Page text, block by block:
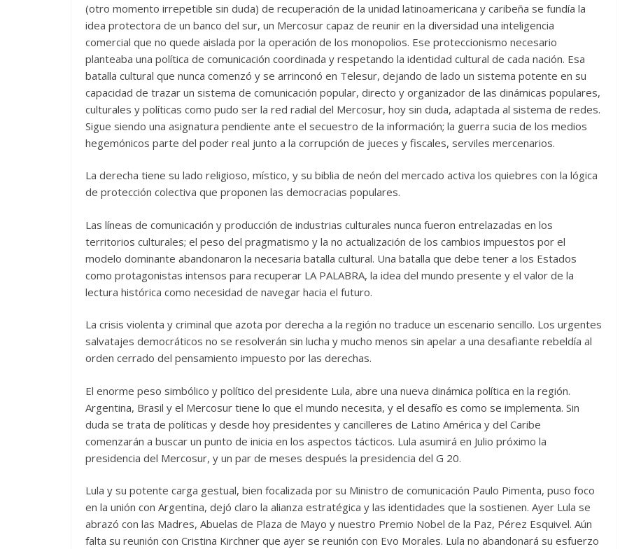
(otro momento irrepetible sin duda) de recuperación de la unidad latinoamericana y caribeña se fundía la
idea protectora de un banco del sur, un Mercosur capaz de reunir en la diversidad una inteligencia
comercial que no quede aislada por la operación de los monopolios. Ese proteccionismo necesario
planteaba una política de comunicación coordinada y respetando la identidad cultural de cada nación. Esa
batalla cultural que nunca comenzó y se arrinconó en Telesur, dejando de lado un sistema potente en su
capacidad de trazar un sistema de comunicación popular, directo y organizador de las dinámicas populares,
culturales y políticas como pudo ser la red radial del Mercosur, hoy sin duda, adaptada al sistema de redes.
Sigue siendo una asignatura pendiente ante el secuestro de la información; la guerra sucia de los medios
hegemónicos parte del poder real junto a la corrupción de jueces y fiscales, serviles mercenarios.
La derecha tiene su lado religioso, místico, y su biblia de neón del mercado activa los quiebres con la lógica
de protección colectiva que proponen las democracias populares.
Las líneas de comunicación y producción de industrias culturales nunca fueron entrelazadas en los
territorios culturales; el peso del pragmatismo y la no actualización de los cambios impuestos por el
modelo dominante abandonaron la necesaria batalla cultural. Una batalla que debe tener a los Estados
como protagonistas intensos para recuperar LA PALABRA, la idea del mundo presente y el valor de la
lectura histórica como necesidad de navegar hacia el futuro.
La crisis violenta y criminal que azota por derecha a la región no traduce un escenario sencillo. Los urgentes
salvatajes democráticos no se resolverán sin lucha y mucho menos sin apelar a una desafiante rebeldía al
orden cerrado del pensamiento impuesto por las derechas.
El enorme peso simbólico y político del presidente Lula, abre una nueva dinámica política en la región.
Argentina, Brasil y el Mercosur tiene lo que el mundo necesita, y el desafío es como se implementa. Sin
duda se trata de políticas y desde hoy presidentes y cancilleres de Latino América y del Caribe
comenzarán a buscar un punto de inicia en los aspectos tácticos. Lula asumirá en Julio próximo la
presidencia del Mercosur, y un par de meses después la presidencia del G 20.
Lula y su potente carga gestual, bien focalizada por su Ministro de comunicación Paulo Pimenta, puso foco
en la unión con Argentina, dejó claro la alianza estratégica y las identidades que la sostienen. Ayer Lula se
abrazó con las Madres, Abuelas de Plaza de Mayo y nuestro Premio Nobel de la Paz, Pérez Esquivel. Aún
falta su reunión con Cristina Kirchner que ayer se reunión con Evo Morales. Lula no abandonará su esfuerzo